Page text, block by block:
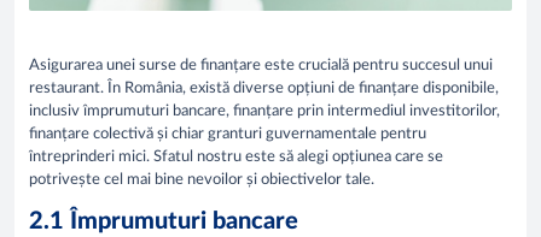
Asigurarea unei surse de finanțare este crucială pentru succesul unui
restaurant. În România, există diverse opțiuni de finanțare disponibile,
inclusiv împrumuturi bancare, finanțare prin intermediul investitorilor,
finanțare colectivă și chiar granturi guvernamentale pentru
întreprinderi mici. Sfatul nostru este să alegi opțiunea care se
potrivește cel mai bine nevoilor și obiectivelor tale.
2.1 Împrumuturi bancare